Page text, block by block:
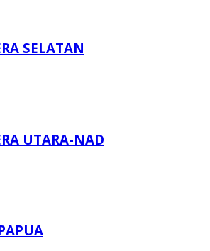
SELATAN
UTARA-NAD